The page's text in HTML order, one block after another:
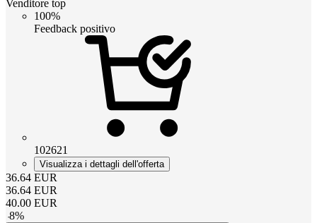
Venditore top
100%
Feedback positivo
102621
Visualizza i dettagli dell'offerta
36.64 EUR
36.64 EUR
40.00 EUR
-8%